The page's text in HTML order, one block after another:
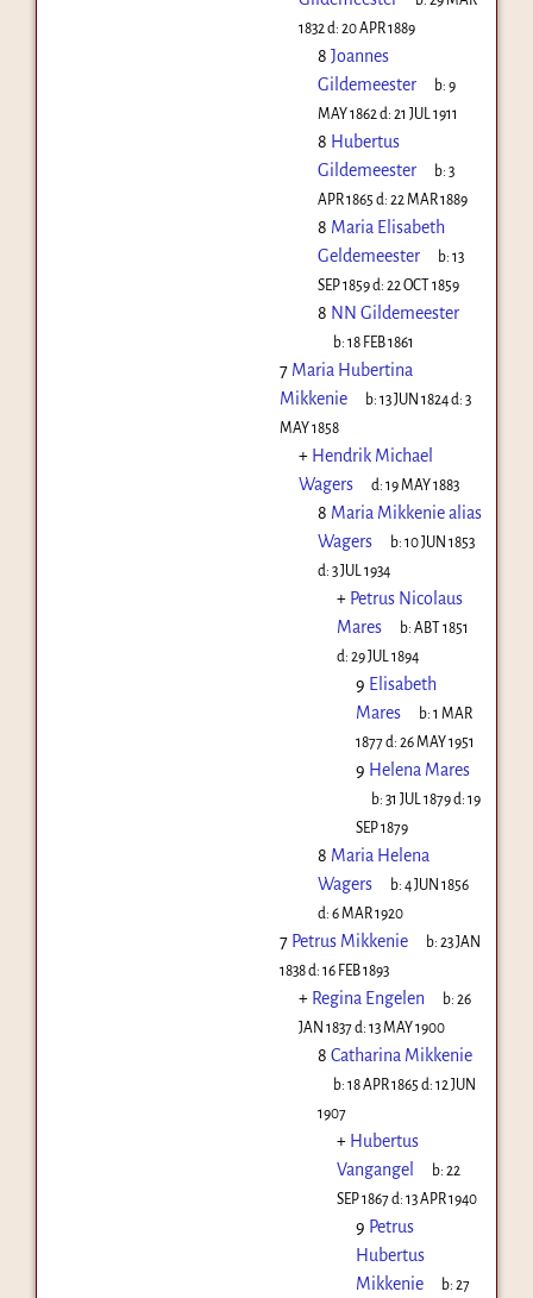
1832 d: 20 APR 1889
8 Joannes
Gildemeester
b:9
MAY 1862 d: 21 JUL 1911
8 Hubertus
Gildemeester
b:3
APR 1865 d: 22 MAR 1889
8 Maria Elisabeth
Geldemeester
b:13
SEP 1859d: 22 OCT 1859
8 NN Gildemeester
b:18 FEB 1861
7 Maria Hubertina
Mikkenie
b:13 JUN 1824d:3
MAY 1858
+ Hendrik Michael
Wagers
d:19 MAY 1883
8 Maria Mikkenie alias
Wagers
b:10 JUN 1853
d: 3 JUL 1934
+ Petrus Nicolaus
Mares
b:ABT 1851
d: 29 JUL 1894
9 Elisabeth
Mares
b:1 MAR
1877d: 26 MAY 1951
9 Helena Mares
b:31 JUL 1879d:19
SEP 1879
8 Maria Helena
Wagers
b:4 JUN 1856
d: 6 MAR 1920
7 Petrus Mikkenie b:23 JAN
1838d: 16 FEB 1893
+ Regina Engelen b:26
JAN 1837d: 13 MAY 1900
8 Catharina Mikkenie
b:18 APR 1865 d:12 JUN
1907
+ Hubertus
Vangangel
b:22
SEP 1867d: 13 APR 1940
9 Petrus
Hubertus
Mikkenie
b:27